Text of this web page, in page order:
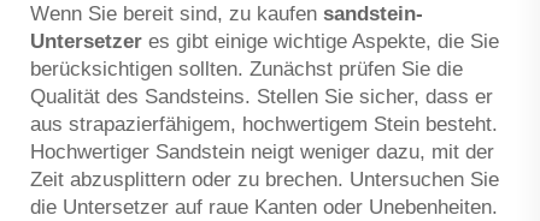
Wenn Sie bereit sind, zu kaufen sandstein-
Untersetzer es gibt einige wichtige Aspekte, die Sie
berücksichtigen sollten. Zunächst prüfen Sie die
Qualität des Sandsteins. Stellen Sie sicher, dass er
aus strapazierfähigem, hochwertigem Stein besteht.
Hochwertiger Sandstein neigt weniger dazu, mit der
Zeit abzusplittern oder zu brechen. Untersuchen Sie
die Untersetzer auf raue Kanten oder Unebenheiten.